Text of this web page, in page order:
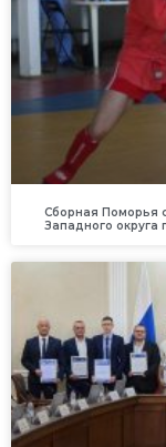
Сборная Поморья
Западного округа